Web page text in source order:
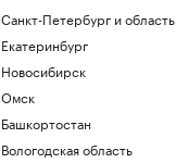
Санкт-Петербург и область
Екатеринбург
Новосибирск
Омск
Башкортостан
Вологодская область